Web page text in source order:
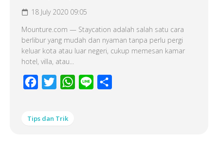
18 July 2020 09:05
Mounture.com — Staycation adalah salah satu cara
berlibur yang mudah dan nyaman tanpa perlu pergi
keluar kota atau luar negeri, cukup memesan kamar
hotel, villa, atau...
Facebook
Twitter WhatsApp
Line
Tips dan Trik